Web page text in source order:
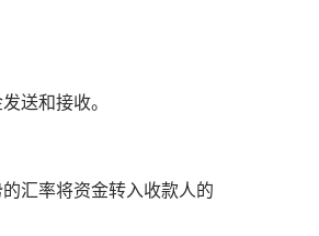
送和接收。
汇率将资金转入收款人的